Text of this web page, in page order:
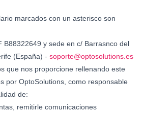
marcados con un asterisco son
B88322649 y sede en c/ Barrasnco del
(España) - soporte@optosolutions.es
que nos proporcione rellenando este
por OptoSolutions, como responsable
de:
remitirle comunicaciones